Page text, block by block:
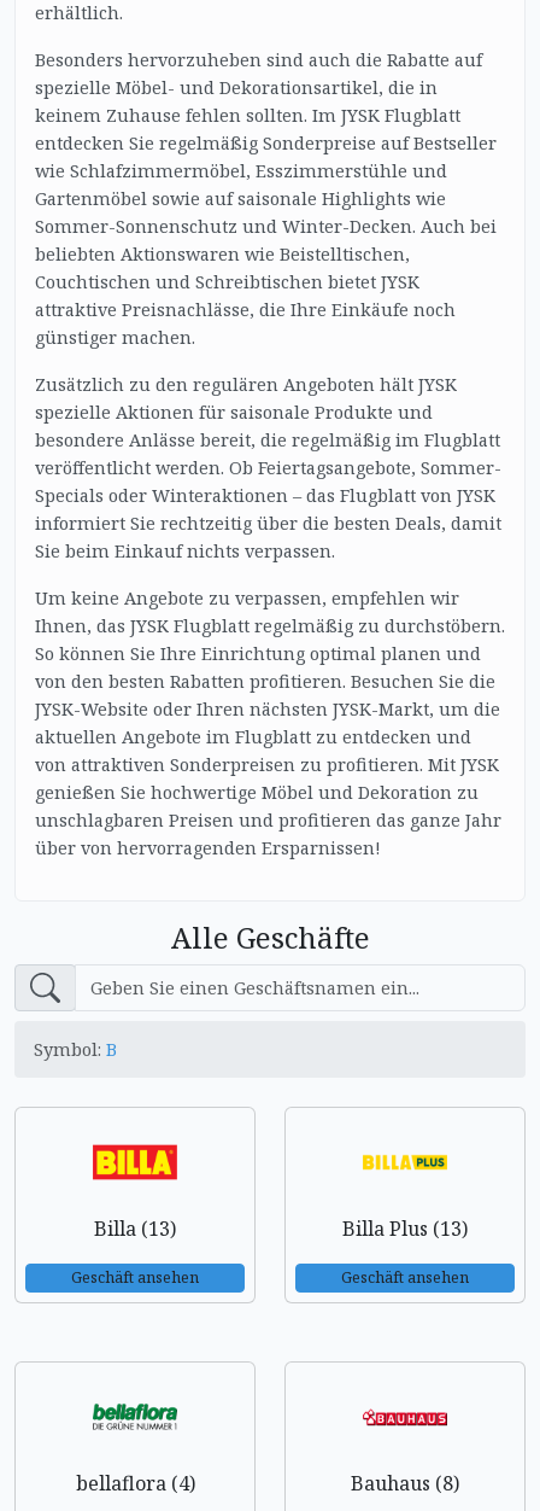
erhältlich.
Besonders hervorzuheben sind auch die Rabatte auf
spezielle Möbel- und Dekorationsartikel, die in
keinem Zuhause fehlen sollten. Im JYSK Flugblatt
entdecken Sie regelmäßig Sonderpreise auf Bestseller
wie Schlafzimmermöbel, Esszimmerstühle und
Gartenmöbel sowie auf saisonale Highlights wie
Sommer-Sonnenschutz und Winter-Decken. Auch bei
beliebten Aktionswaren wie Beistelltischen,
Couchtischen und Schreibtischen bietet JYSK
attraktive Preisnachlässe, die Ihre Einkäufe noch
günstiger machen.
Zusätzlich zu den regulären Angeboten hält JYSK
spezielle Aktionen für saisonale Produkte und
besondere Anlässe bereit, die regelmäßig im Flugblatt
veröffentlicht werden. Ob Feiertagsangebote, Sommer-
Specials oder Winteraktionen – das Flugblatt von JYSK
informiert Sie rechtzeitig über die besten Deals, damit
Sie beim Einkauf nichts verpassen.
Um keine Angebote zu verpassen, empfehlen wir
Ihnen, das JYSK Flugblatt regelmäßig zu durchstöbern.
So können Sie Ihre Einrichtung optimal planen und
von den besten Rabatten profitieren. Besuchen Sie die
JYSK-Website oder Ihren nächsten JYSK-Markt, um die
aktuellen Angebote im Flugblatt zu entdecken und
von attraktiven Sonderpreisen zu profitieren. Mit JYSK
genießen Sie hochwertige Möbel und Dekoration zu
unschlagbaren Preisen und profitieren das ganze Jahr
über von hervorragenden Ersparnissen!
Alle Geschäfte
Symbol: B
Billa (13)
Geschäft ansehen
Billa Plus (13)
Geschäft ansehen
bellaflora (4) Bauhaus (8)